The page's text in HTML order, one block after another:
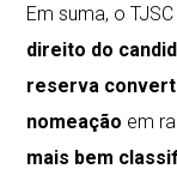
Em suma, o
direito do
reserva
nomeação em
mais bem